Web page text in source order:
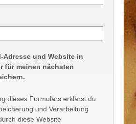
Adresse und Website in
für meinen nächsten
dieses Formulars erklärst du
und Verarbeitung
diese Website